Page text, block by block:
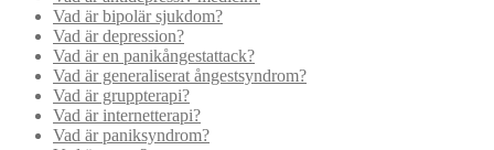
Vad är bipolär sjukdom?
Vad är depression?
Vad är en panikångestattack?
Vad är generaliserat ångestsyndrom?
Vad är gruppterapi?
Vad är internetterapi?
Vad är paniksyndrom?